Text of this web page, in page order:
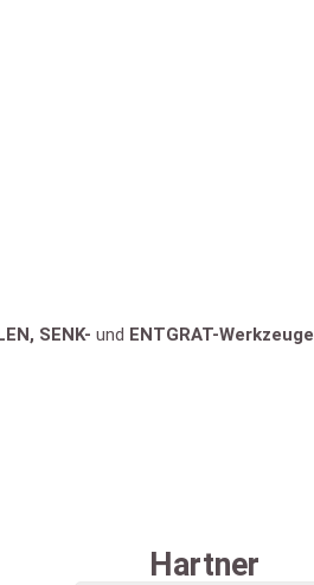
SENK- und ENTGRAT-Werkzeuge
Hartner